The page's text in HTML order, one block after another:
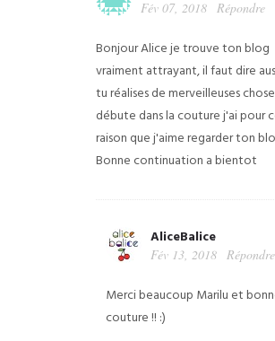
Fév 07, 2018 Répondre
Bonjour Alice je trouve ton blog
vraiment attrayant, il faut dire
tu réalises de merveilleuses
débute dans la couture j'ai pour
raison que j'aime regarder ton
Bonne continuation a bientot
AliceBalice
Fév 13, 2018 Répondre
Merci beaucoup Marilu et
couture !! :)